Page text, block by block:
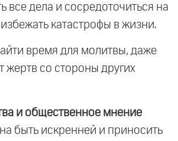
все дела и сосредоточиться на
катастрофы в жизни.
время для молитвы, даже
жертв со стороны других
и общественное мнение
быть искренней и приносить